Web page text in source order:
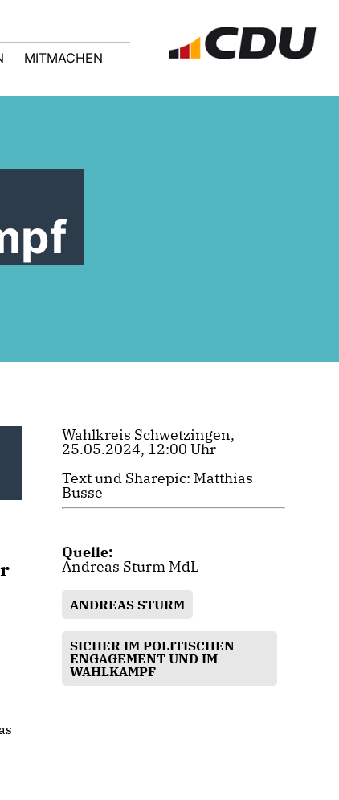
MITMACHEN
Wahlkreis Schwetzingen,
25.05.2024, 12:00 Uhr
Text und Sharepic: Matthias
Busse
Quelle:
Andreas Sturm MdL
ANDREAS STURM
SICHER IM POLITISCHEN
ENGAGEMENT UND IM
WAHLKAMPF